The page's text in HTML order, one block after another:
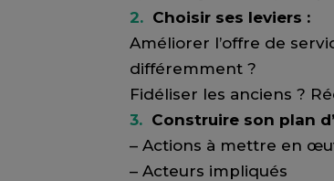
Choisir ses leviers :
Améliorer l’offre de
différemment ?
Fidéliser les anciens ?
Construire son plan
– Actions à mettre en
– Acteurs impliqués